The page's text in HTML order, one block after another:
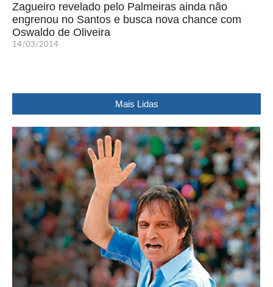
Zagueiro revelado pelo Palmeiras ainda não
engrenou no Santos e busca nova chance com
Oswaldo de Oliveira
14/03/2014
Mais Lidas